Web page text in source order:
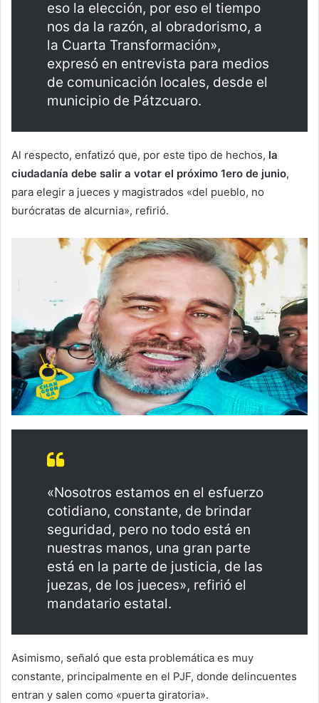
eso la elección, por eso el tiempo
nos da la razón, al obradorismo, a
la Cuarta Transformación»,
expresó en entrevista para medios
de comunicación locales, desde el
municipio de Pátzcuaro.
Al respecto, enfatizó que, por este tipo de hechos, la
ciudadanía debe salir a votar el próximo 1ero de junio,
para elegir a jueces y magistrados «del pueblo, no
burócratas de alcurnia», refirió.
«Nosotros estamos en el esfuerzo
cotidiano, constante, de brindar
seguridad, pero no todo está en
nuestras manos, una gran parte
está en la parte de justicia, de las
juezas, de los jueces», refirió el
mandatario estatal.
Asimismo, señaló que esta problemática es muy
constante, principalmente en el PJF, donde delincuentes
entran y salen como «puerta giratoria».